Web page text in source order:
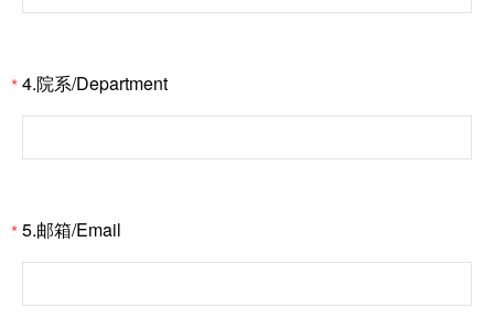
*4.院系/Department
*5.邮箱/Email